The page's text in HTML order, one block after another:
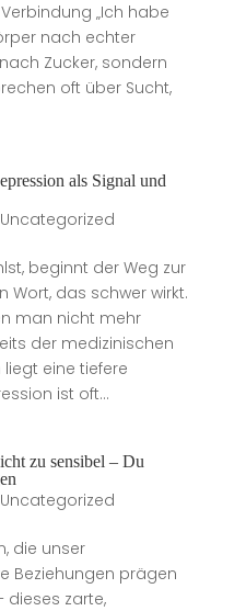
„Ich habe
nach echter
Zucker, sondern
oft über Sucht,
als Signal und
Uncategorized
beginnt der Weg zur
Wort, das schwer wirkt.
man nicht mehr
der medizinischen
eine tiefere
ist oft...
zu sensibel – Du
Uncategorized
die unser
Beziehungen prägen
dieses zarte,